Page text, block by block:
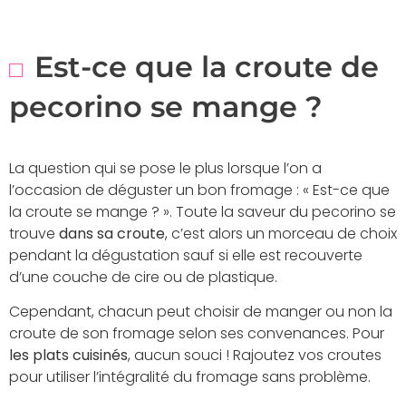
Est-ce que la croute de
pecorino se mange ?
La question qui se pose le plus lorsque l’on a
l’occasion de déguster un bon fromage : « Est-ce que
la croute se mange ? ». Toute la saveur du pecorino se
trouve dans sa croute, c’est alors un morceau de choix
pendant la dégustation sauf si elle est recouverte
d’une couche de cire ou de plastique.
Cependant, chacun peut choisir de manger ou non la
croute de son fromage selon ses convenances. Pour
les plats cuisinés, aucun souci ! Rajoutez vos croutes
pour utiliser l’intégralité du fromage sans problème.